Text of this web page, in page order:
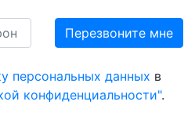
персональных данных в
конфиденциальности".